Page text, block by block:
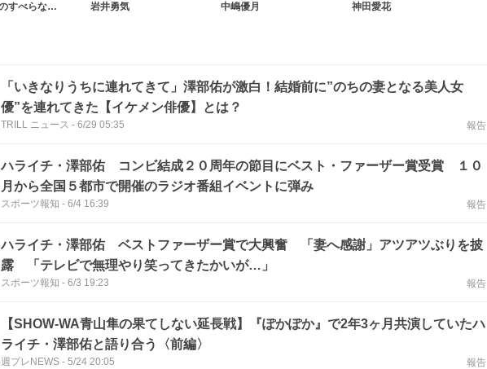
人志松本のすべらない話 岩井勇気 中嶋優月 神田愛花
「いきなりうちに連れてきて」澤部佑が激白！結婚前に”のちの妻となる美人女
優”を連れてきた【イケメン俳優】とは？
TRILL ニュース - 6/29 05:35 報告
ハライチ・澤部佑 コンビ結成２０周年の節目にベスト・ファーザー賞受賞 １０
月から全国５都市で開催のラジオ番組イベントに弾み
スポーツ報知 - 6/4 16:39 報告
ハライチ・澤部佑 ベストファーザー賞で大興奮 「妻へ感謝」アツアツぶりを披
露 「テレビで無理やり笑ってきたかいが…」
スポーツ報知 - 6/3 19:23 報告
【SHOW-WA青山隼の果てしない延長戦】『ぽかぽか』で2年3ヶ月共演していたハ
ライチ・澤部佑と語り合う〈前編〉
週プレNEWS - 5/24 20:05 報告